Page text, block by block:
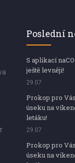
Poslední
S aplikací
ještě levněji!
29.07
Prokop pro
úseku na
letáku!
29.07
Prokop pro
úseku na